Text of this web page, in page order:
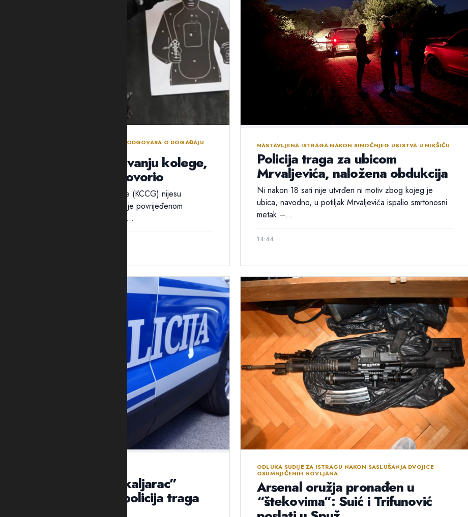
BEZBJEDNOSNI SEKTOR DANIMA NE ODGOVARA O DOGAĐAJU
Policija ćuti o ranjavanju kolege,
ali traži ko je progovorio
Ni iz Kliničkog centra Crne Gore (KCCG) nijesu
odgovorili na pitanja Adrije da li je povrijeđenom
policajcu B.B. ukazivana pomoć...
NASTAVLJENA ISTRAGA NAKON SINOĆNJEG UBISTVA U NIKŠIĆU
Policija traga za ubicom
Mrvaljevića, naložena obdukcija
Ni nakon 18 sati nije utvrđen ni motiv zbog kojeg je
ubica, navodno, u potiljak Mrvaljevića ispalio smrtonosni
metak –...
14:44
NIKŠIĆ: Ubijen “škaljarac”
Jovan Mrvaljević, policija traga
ODLUKA SUDIJE ZA ISTRAGU NAKON SASLUŠANJA DVOJICE
OSUMNJIČENIH NOVLJANA
Arsenal oružja pronađen u
“štekovima”: Suić i Trifunović